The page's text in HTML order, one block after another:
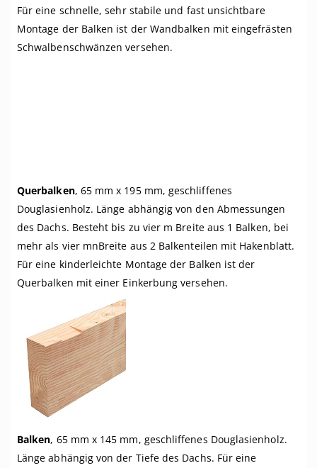
Für eine schnelle, sehr stabile und fast unsichtbare
Montage der Balken ist der Wandbalken mit eingefrästen
Schwalbenschwänzen versehen.
Querbalken, 65 mm x 195 mm, geschliffenes
Douglasienholz. Länge abhängig von den Abmessungen
des Dachs. Besteht bis zu vier m Breite aus 1 Balken, bei
mehr als vier mnBreite aus 2 Balkenteilen mit Hakenblatt.
Für eine kinderleichte Montage der Balken ist der
Querbalken mit einer Einkerbung versehen.
Balken, 65 mm x 145 mm, geschliffenes Douglasienholz.
Länge abhängig von der Tiefe des Dachs. Für eine